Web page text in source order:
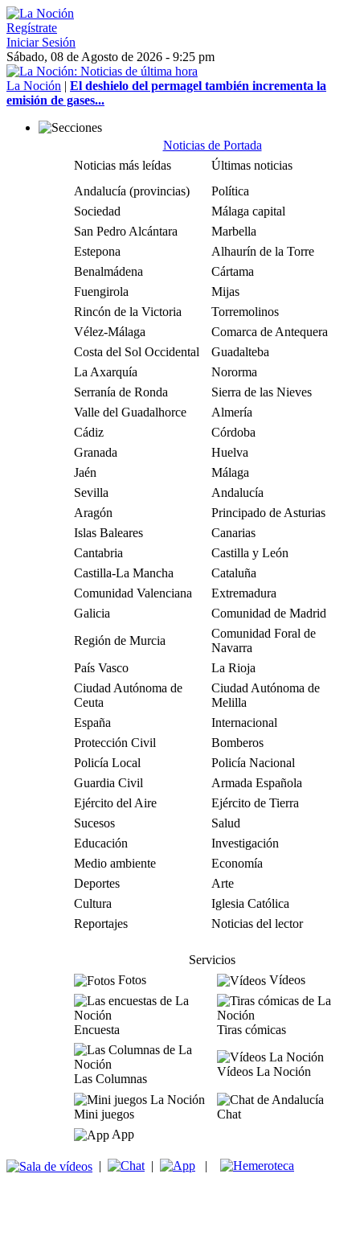
Regístrate
Iniciar Sesión
Sábado, 08 de Agosto de 2026 - 9:25 pm
La Noción | El deshielo del permagel también incrementa la
emisión de gases...
Noticias de Portada
Noticias más leídas
Últimas noticias
Andalucía (provincias)
Política
Sociedad
Málaga capital
San Pedro Alcántara
Marbella
Estepona
Alhaurín de la Torre
Benalmádena
Cártama
Fuengirola
Mijas
Rincón de la Victoria
Torremolinos
Vélez-Málaga
Comarca de Antequera
Costa del Sol Occidental
Guadalteba
La Axarquía
Nororma
Serranía de Ronda
Sierra de las Nieves
Valle del Guadalhorce
Almería
Cádiz
Córdoba
Granada
Huelva
Jaén
Málaga
Sevilla
Andalucía
Aragón
Principado de Asturias
Islas Baleares
Canarias
Cantabria
Castilla y León
Castilla-La Mancha
Cataluña
Comunidad Valenciana
Extremadura
Galicia
Comunidad de Madrid
Región de Murcia
Comunidad Foral de
Navarra
País Vasco
La Rioja
Ciudad Autónoma de
Ceuta
Ciudad Autónoma de
Melilla
España
Internacional
Protección Civil
Bomberos
Policía Local
Policía Nacional
Guardia Civil
Armada Española
Ejército del Aire
Ejército de Tierra
Sucesos
Salud
Educación
Investigación
Medio ambiente
Economía
Deportes
Arte
Cultura
Iglesia Católica
Reportajes
Noticias del lector
Servicios
Fotos
Vídeos
Encuesta Tiras cómicas
Las Columnas
Vídeos La Noción
Mini juegos
Chat
App
| | |